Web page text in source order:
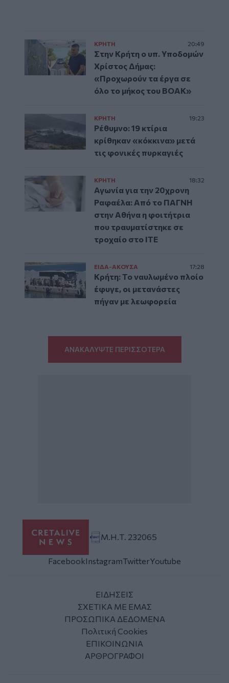
ΚΡΗΤΗ 20:49
Στην Κρήτη ο υπ. Υποδομών
Χρίστος Δήμας:
«Προχωρούν τα έργα σε
όλο το μήκος του ΒΟΑΚ»
ΚΡΗΤΗ 19:23
Ρέθυμνο: 19 κτίρια
κρίθηκαν «κόκκινα» μετά
τις φονικές πυρκαγιές
ΚΡΗΤΗ 18:32
Αγωνία για την 20χρονη
Ραφαέλα: Από το ΠΑΓΝΗ
στην Αθήνα η φοιτήτρια
που τραυματίστηκε σε
τροχαίο στο ΙΤΕ
ΕΙΔΑ-ΑΚΟΥΣΑ 17:28
Κρήτη: Το ναυλωμένο πλοίο
έφυγε, οι μετανάστες
πήγαν με λεωφορεία
ΑΝΑΚΑΛΥΨΤΕ ΠΕΡΙΣΣΟΤΕΡΑ
Μ.Η.Τ. 232065
FacebookInstagramTwitterYoutube
ΕΙΔΗΣΕΙΣ
ΣΧΕΤΙΚΑ ΜΕ ΕΜΑΣ
ΠΡΟΣΩΠΙΚΑ ΔΕΔΟΜΕΝΑ
Πολιτική Cookies
ΕΠΙΚΟΙΝΩΝΙΑ
ΑΡΘΡΟΓΡΑΦΟΙ